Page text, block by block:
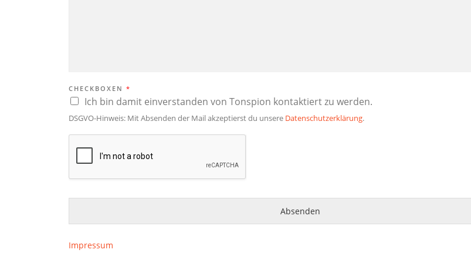
CHECKBOXEN *
Ich bin damit einverstanden von Tonspion kontaktiert zu werden.
DSGVO-Hinweis: Mit Absenden der Mail akzeptierst du unsere Datenschutzerklärung.
Absenden
Impressum